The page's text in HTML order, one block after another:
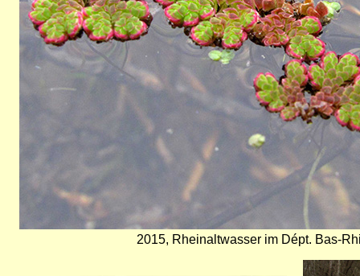
2015, Rheinaltwasser im Dépt. Bas-
Bild